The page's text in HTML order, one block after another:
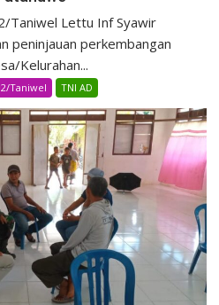
Taniwel Lettu Inf Syawir
peninjauan perkembangan
Kelurahan...
Taniwel TNI AD